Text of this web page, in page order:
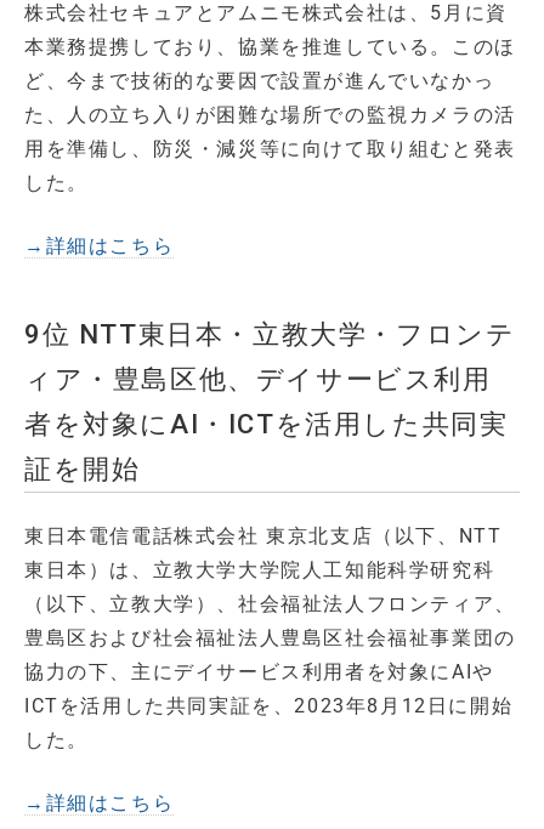
株式会社セキュアとアムニモ株式会社は、5月に資
本業務提携しており、協業を推進している。このほ
ど、今まで技術的な要因で設置が進んでいなかっ
た、人の立ち入りが困難な場所での監視カメラの活
用を準備し、防災・減災等に向けて取り組むと発表
した。
→詳細はこちら
9位 NTT東日本・立教大学・フロンテ
ィア・豊島区他、デイサービス利用
者を対象にAI・ICTを活用した共同実
証を開始
東日本電信電話株式会社 東京北支店（以下、NTT
東日本）は、立教大学大学院人工知能科学研究科
（以下、立教大学）、社会福祉法人フロンティア、
豊島区および社会福祉法人豊島区社会福祉事業団の
協力の下、主にデイサービス利用者を対象にAIや
ICTを活用した共同実証を、2023年8月12日に開始
した。
→詳細はこちら